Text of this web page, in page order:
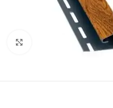
Клацніть, щоб збільшити